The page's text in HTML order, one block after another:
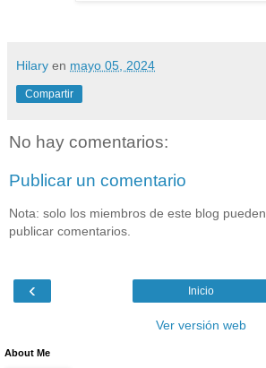
Hilary en mayo 05, 2024
Compartir
No hay comentarios:
Publicar un comentario
Nota: solo los miembros de este blog pueden
publicar comentarios.
‹ Inicio
Ver versión web
About Me